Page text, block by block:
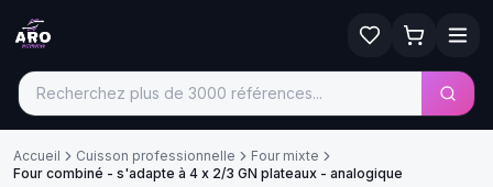
Accueil Cuisson professionnelle
Four mixte
Four combiné - s'adapte à 4 x 2/3 GN plateaux - analogique